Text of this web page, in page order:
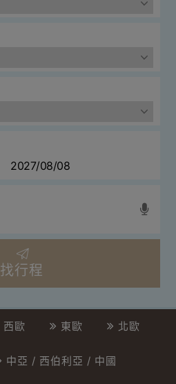
找行程
西歐 東歐 北歐
中亞 / 西伯利亞 / 中國